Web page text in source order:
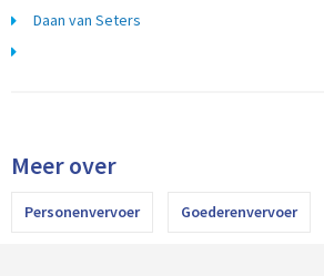
Daan van Seters
Meer over
Personenvervoer Goederenvervoer